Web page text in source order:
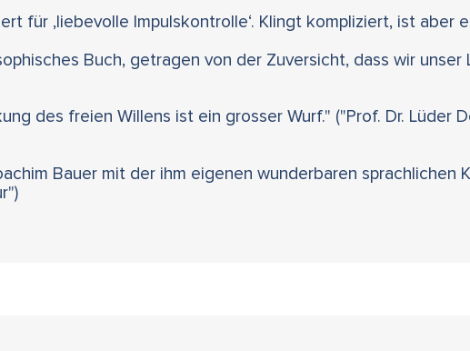
für ‚liebevolle Impulskontrolle‘. Klingt kompliziert, ist aber
Buch, getragen von der Zuversicht, dass wir unser
des freien Willens ist ein grosser Wurf." ("Prof. Dr. Lüder
Bauer mit der ihm eigenen wunderbaren sprachlichen